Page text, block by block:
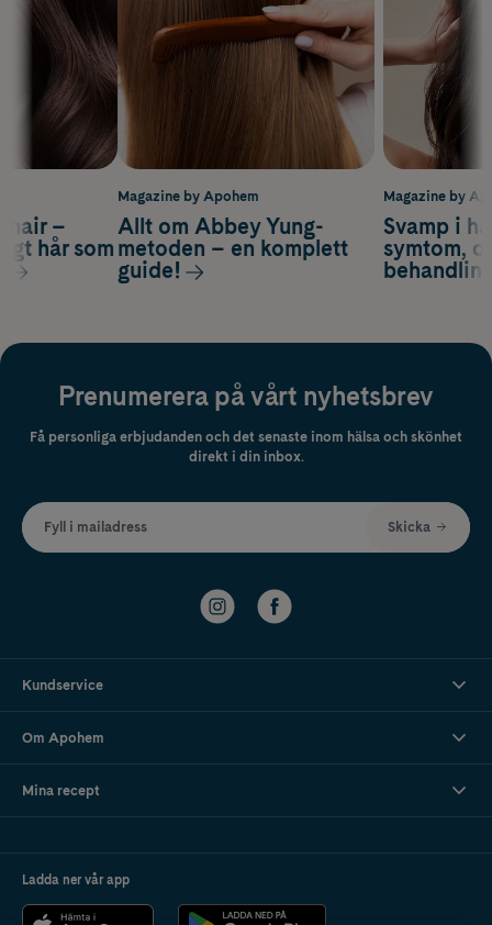
Magazine by
Svamp i
symtom,
hair –
hår som
Magazine by Apohem
Allt om Abbey Yung-
metoden – en komplett
guide!
Prenumerera på vårt nyhetsbrev
Få personliga erbjudanden och det senaste inom hälsa och skönhet
direkt i din inbox.
Fyll i mailadress Skicka
Kundservice
Om Apohem
Mina recept
Ladda ner vår app